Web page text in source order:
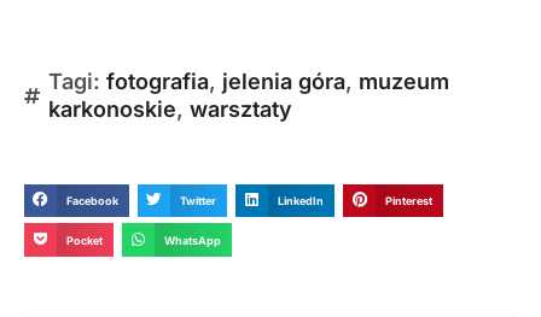
Tagi: fotografia, jelenia góra, muzeum
karkonoskie, warsztaty
Facebook Twitter LinkedIn Pinterest
Pocket WhatsApp